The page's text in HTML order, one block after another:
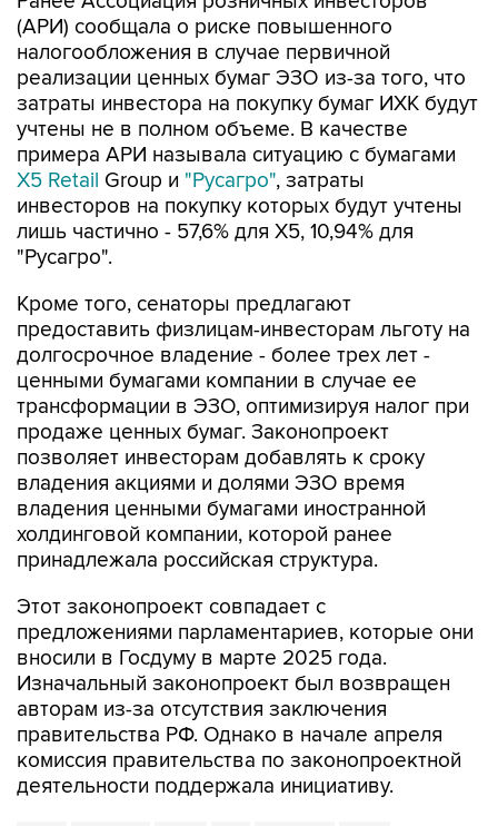
(АРИ) сообщала о риске повышенного
налогообложения в случае первичной
реализации ценных бумаг ЭЗО из-за того, что
затраты инвестора на покупку бумаг ИХК будут
учтены не в полном объеме. В качестве
примера АРИ называла ситуацию с бумагами
X5 Retail Group и "Русагро", затраты
инвесторов на покупку которых будут учтены
лишь частично - 57,6% для X5, 10,94% для
"Русагро".
Кроме того, сенаторы предлагают
предоставить физлицам-инвесторам льготу на
долгосрочное владение - более трех лет -
ценными бумагами компании в случае ее
трансформации в ЭЗО, оптимизируя налог при
продаже ценных бумаг. Законопроект
позволяет инвесторам добавлять к сроку
владения акциями и долями ЭЗО время
владения ценными бумагами иностранной
холдинговой компании, которой ранее
принадлежала российская структура.
Этот законопроект совпадает с
предложениями парламентариев, которые они
вносили в Госдуму в марте 2025 года.
Изначальный законопроект был возвращен
авторам из-за отсутствия заключения
правительства РФ. Однако в начале апреля
комиссия правительства по законопроектной
деятельности поддержала инициативу.